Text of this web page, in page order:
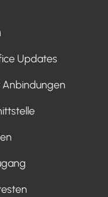
Updates
Anbindungen